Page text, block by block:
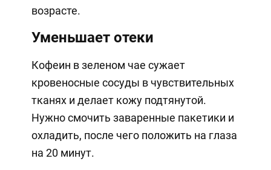
возрасте.
Уменьшает отеки
Кофеин в зеленом чае сужает
кровеносные сосуды в чувствительных
тканях и делает кожу подтянутой.
Нужно смочить заваренные пакетики и
охладить, после чего положить на глаза
на 20 минут.